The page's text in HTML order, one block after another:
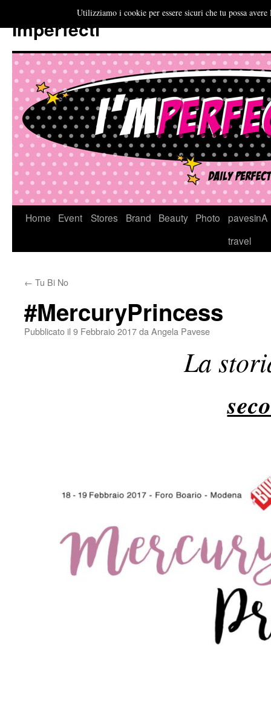
Imperfecti
VaiHome Event Stores Brand Beauty Photo
pavesinA
travel
← Tu Bi No
#MercuryPrincess
Pubblicato il 9 Febbraio 2017da Angela Pavese
La
Utilizziamo i cookie per essere sicuri che tu possa